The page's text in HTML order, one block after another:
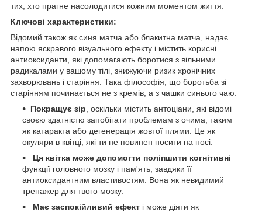
тих, хто прагне насолодитися кожним моментом життя.
Ключові характеристики:
Відомий також як синя матча або блакитна матча, надає
напою яскравого візуального ефекту і містить корисні
антиоксиданти, які допомагають боротися з вільними
радикалами у вашому тілі, знижуючи ризик хронічних
захворювань і старіння. Така філософія, що боротьба зі
старінням починається не з кремів, а з чашки синього чаю.
Покращує зір , оскільки містить антоціани, які відомі
своєю здатністю запобігати проблемам з очима, таким
як катаракта або дегенерація жовтої плями. Це як
окуляри в квітці, які ти не повинен носити на носі.
Ця квітка може допомогти поліпшити когнітивні
функції головного мозку і пам'ять, завдяки її
антиоксидантним властивостям. Вона як невидимий
тренажер для твого мозку.
Має заспокійливий ефект і може діяти як